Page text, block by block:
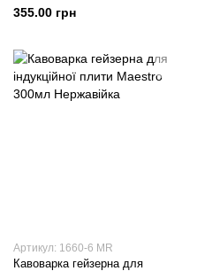
100мл Нержавійка
355.00 грн
Артикул: 1660-6 MR
Кавоварка гейзерна для